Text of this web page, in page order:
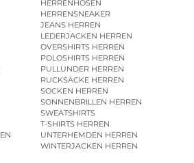
HERRENHOSEN
HERRENSNEAKER
JEANS HERREN
LEDERJACKEN HERREN
OVERSHIRTS HERREN
POLOSHIRTS HERREN
PULLUNDER HERREN
RUCKSÄCKE HERREN
SOCKEN HERREN
SONNENBRILLEN HERREN
SWEATSHIRTS
T-SHIRTS HERREN
UNTERHEMDEN HERREN
WINTERJACKEN HERREN